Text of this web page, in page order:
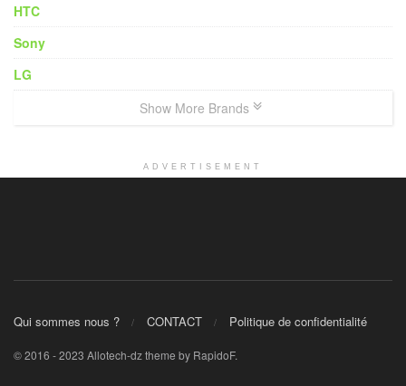
HTC
Sony
LG
Show More Brands
ADVERTISEMENT
Qui sommes nous ? CONTACT Politique de confidentialité
© 2016 - 2023 Allotech-dz theme by RapidoF.